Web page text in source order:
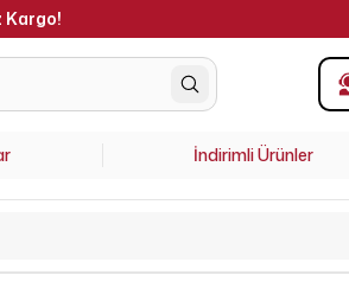
Gün Kargoda !
İndirimli Ürünler